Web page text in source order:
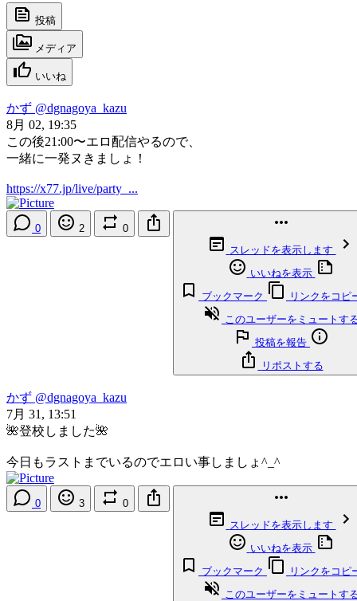
投稿
メディア
いいね
かず @dgnagoya_kazu
8月 02, 19:35
この後21:00〜エロ配信やるので、
一緒に一発ヌきましょ！
https://x77.jp/live/party_...
0 2
0
スレッドを表示します
いいねを表示
ブックマーク
リンクをコピ
このユーザーをミュートす
投稿を報告
リポストする
かず @dgnagoya_kazu
7月 31, 13:51
🌺登校しました🌺
今日もラストまでいるのでエロい事しましょ^_^
0 3
0
スレッドを表示します
いいねを表示
ブックマーク
リンクをコピ
このユーザーをミュートす